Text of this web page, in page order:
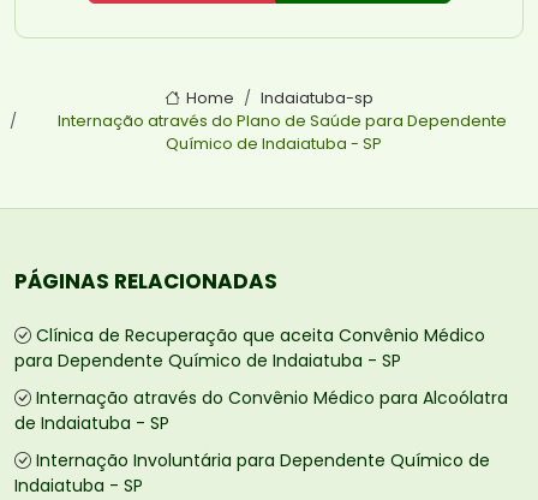
Home
Indaiatuba-sp
Internação através do Plano de Saúde para Dependente
Químico de Indaiatuba - SP
PÁGINAS RELACIONADAS
Clínica de Recuperação que aceita Convênio Médico
para Dependente Químico de Indaiatuba - SP
Internação através do Convênio Médico para Alcoólatra
de Indaiatuba - SP
Internação Involuntária para Dependente Químico de
Indaiatuba - SP